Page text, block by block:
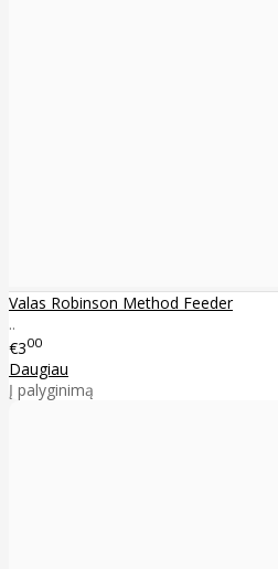
Valas Robinson Method Feeder
..
€300
Daugiau
Į palyginimą